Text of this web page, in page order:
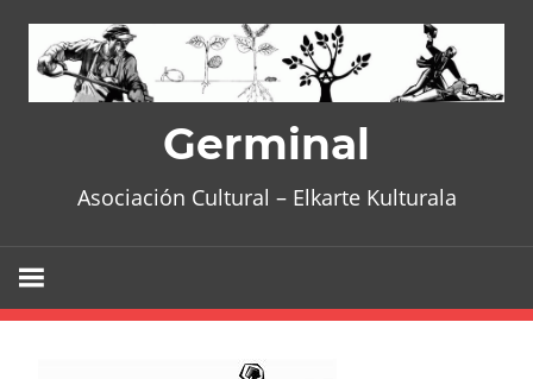
content
Germinal
Asociación Cultural – Elkarte Kulturala